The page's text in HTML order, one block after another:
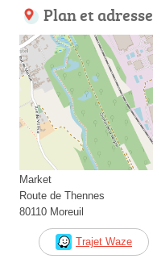
Plan et adresse
Market
Route de Thennes
80110 Moreuil
Trajet Waze